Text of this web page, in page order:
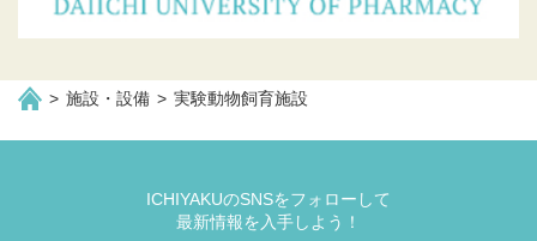
施設・設備 実験動物飼育施設
ICHIYAKUのSNSをフォローして
最新情報を入手しよう！